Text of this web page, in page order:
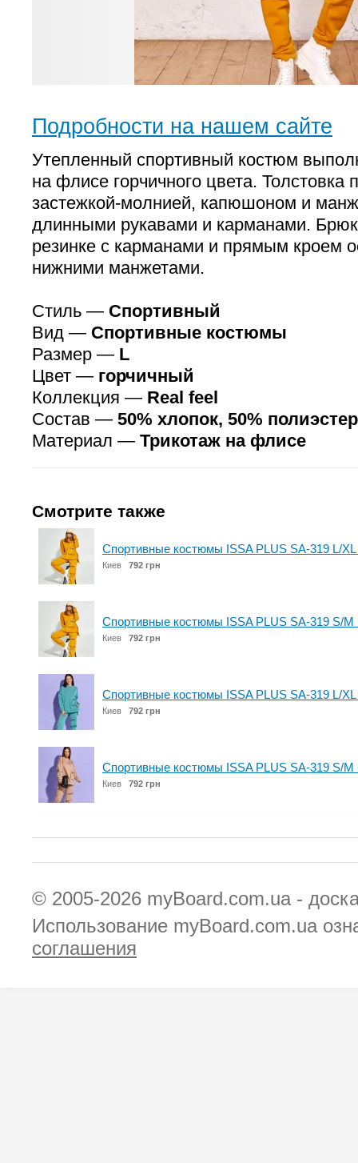
Подробности на нашем сайте
Утепленный спортивный костюм
на флисе горчичного цвета. Толстовка
застежкой-молнией, капюшоном и
длинными рукавами и карманами.
резинке с карманами и прямым кроем
нижними манжетами.
Стиль — Спортивный
Вид — Спортивные костюмы
Размер — L
Цвет — горчичный
Коллекция — Real feel
Состав — 50% хлопок, 50% полиэстер
Материал — Трикотаж на флисе
Смотрите также
Спортивные костюмы ISSA PLUS SA-319 L/XL
Киев 792 грн
Спортивные костюмы ISSA PLUS SA-319 S/M
Киев 792 грн
Спортивные костюмы ISSA PLUS SA-319 L/
Киев 792 грн
Спортивные костюмы ISSA PLUS SA-319 S/
Киев 792 грн
© 2005-2026 myBoard.com.ua -
Использование myBoard.com.ua
соглашения